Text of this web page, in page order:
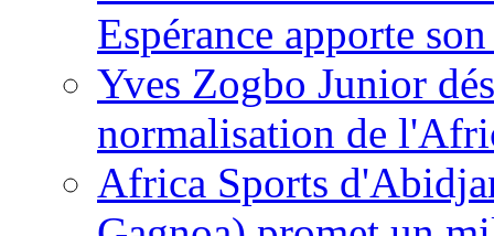
Espérance apporte
Yves Zogbo Junior
normalisation de
Africa Sports